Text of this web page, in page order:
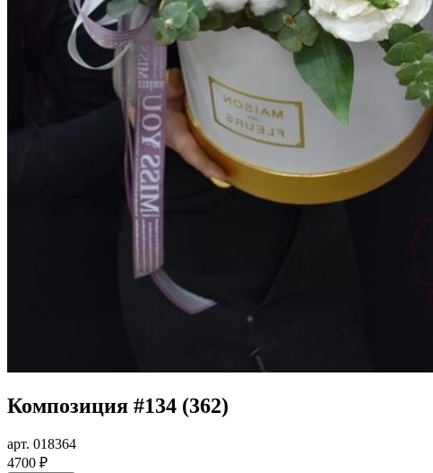
Композиция #134 (362)
арт. 018364
4700 ₽